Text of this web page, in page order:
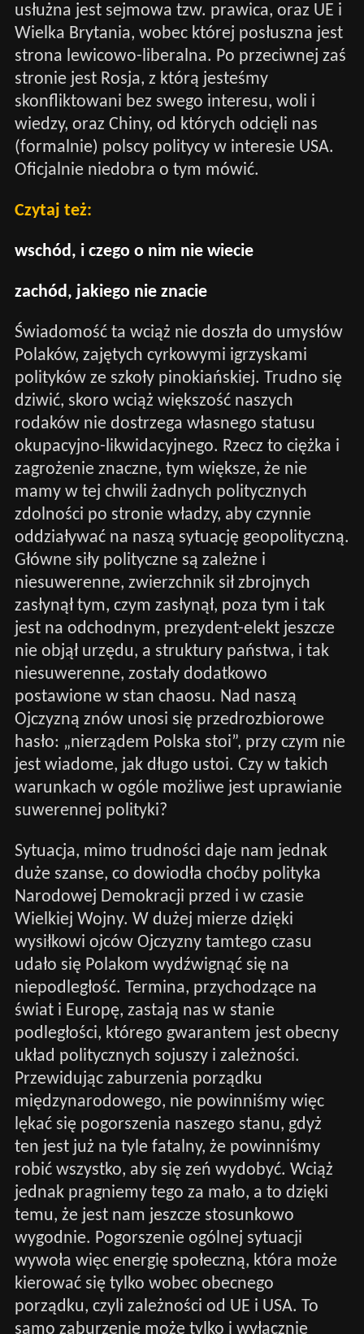
usłużna jest sejmowa tzw. prawica, oraz UE i
Wielka Brytania, wobec której posłuszna jest
strona lewicowo-liberalna. Po przeciwnej zaś
stronie jest Rosja, z którą jesteśmy
skonfliktowani bez swego interesu, woli i
wiedzy, oraz Chiny, od których odcięli nas
(formalnie) polscy politycy w interesie USA.
Oficjalnie niedobra o tym mówić.
Czytaj też:
wschód, i czego o nim nie wiecie
zachód, jakiego nie znacie
Świadomość ta wciąż nie doszła do umysłów
Polaków, zajętych cyrkowymi igrzyskami
polityków ze szkoły pinokiańskiej. Trudno się
dziwić, skoro wciąż większość naszych
rodaków nie dostrzega własnego statusu
okupacyjno-likwidacyjnego. Rzecz to ciężka i
zagrożenie znaczne, tym większe, że nie
mamy w tej chwili żadnych politycznych
zdolności po stronie władzy, aby czynnie
oddziaływać na naszą sytuację geopolityczną.
Główne siły polityczne są zależne i
niesuwerenne, zwierzchnik sił zbrojnych
zasłynął tym, czym zasłynął, poza tym i tak
jest na odchodnym, prezydent-elekt jeszcze
nie objął urzędu, a struktury państwa, i tak
niesuwerenne, zostały dodatkowo
postawione w stan chaosu. Nad naszą
Ojczyzną znów unosi się przedrozbiorowe
hasło: „nierządem Polska stoi”, przy czym nie
jest wiadome, jak długo ustoi. Czy w takich
warunkach w ogóle możliwe jest uprawianie
suwerennej polityki?
Sytuacja, mimo trudności daje nam jednak
duże szanse, co dowiodła choćby polityka
Narodowej Demokracji przed i w czasie
Wielkiej Wojny. W dużej mierze dzięki
wysiłkowi ojców Ojczyzny tamtego czasu
udało się Polakom wydźwignąć się na
niepodległość. Termina, przychodzące na
świat i Europę, zastają nas w stanie
podległości, którego gwarantem jest obecny
układ politycznych sojuszy i zależności.
Przewidując zaburzenia porządku
międzynarodowego, nie powinniśmy więc
lękać się pogorszenia naszego stanu, gdyż
ten jest już na tyle fatalny, że powinniśmy
robić wszystko, aby się zeń wydobyć. Wciąż
jednak pragniemy tego za mało, a to dzięki
temu, że jest nam jeszcze stosunkowo
wygodnie. Pogorszenie ogólnej sytuacji
wywoła więc energię społeczną, która może
kierować się tylko wobec obecnego
porządku, czyli zależności od UE i USA. To
samo zaburzenie może tylko i wyłącznie